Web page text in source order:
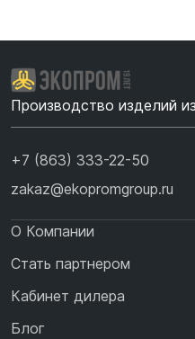
Производство изделий
+7 (863) 333-22-50
zakaz@ekopromgroup.ru
О Компании
Стать партнером
Кабинет дилера
Блог